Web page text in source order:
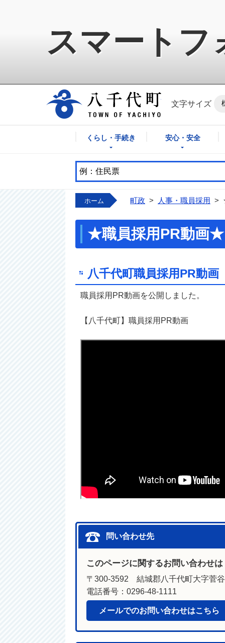
スマートフ
八千代町公式ホ
文字サイズ
くらし・手続き 安心・安全
ホーム 町政 > 人事・職員採用 >
★職員採用PR動画★
八千代町職員採用PR動画
職員採用PR動画を公開しました。
【八千代町】職員採用PR動画
問い合わせ先
このページに関するお問い合わせは
〒300-3592 結城郡八千代町大字菅
電話番号：0296-48-1111
メールでのお問い合わせはこちら